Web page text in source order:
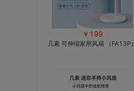
￥199
几素 可伸缩家用风扇 （FA13P）